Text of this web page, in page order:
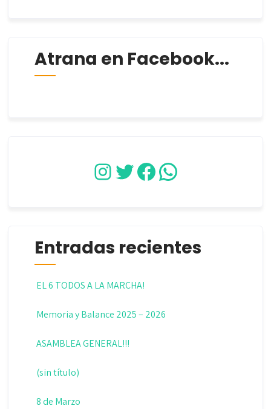
Atrana en Facebook...
Instagram
Twitter
Facebook
WhatsApp
Entradas recientes
EL 6 TODOS A LA MARCHA!
Memoria y Balance 2025 – 2026
ASAMBLEA GENERAL!!!
(sin título)
8 de Marzo